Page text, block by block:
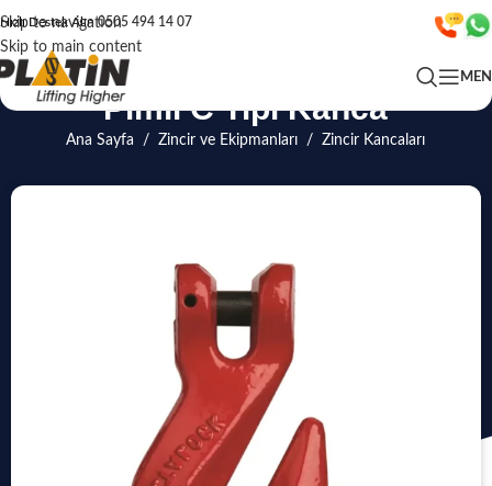
Skip to navigation
Skip to main content
Hızlı Destek Alın0505 494 14 07
Pimli C Tipi Kanca
Ana Sayfa / Zincir ve Ekipmanları / Zincir Kancaları